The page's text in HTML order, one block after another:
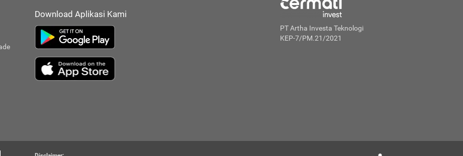
Download Aplikasi Kami
PT Artha Investa Teknologi
KEP-7/PM.21/2021